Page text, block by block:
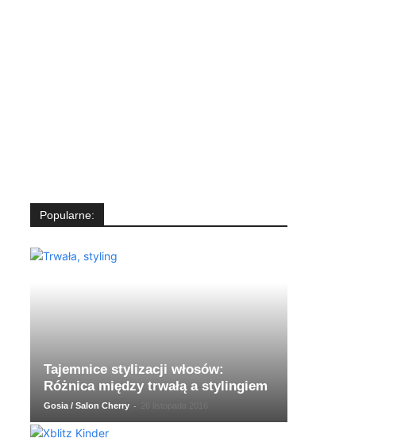
Popularne:
Tajemnice stylizacji włosów:
Różnica między trwałą a stylingiem
Gosia / Salon Cherry -